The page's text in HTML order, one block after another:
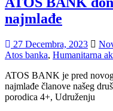
najmlađe
27 Decembra, 2023
Atos banka, Humanitarna
ATOS BANK je pred
najmlađe članove našeg
porodica 4+, Udruženju